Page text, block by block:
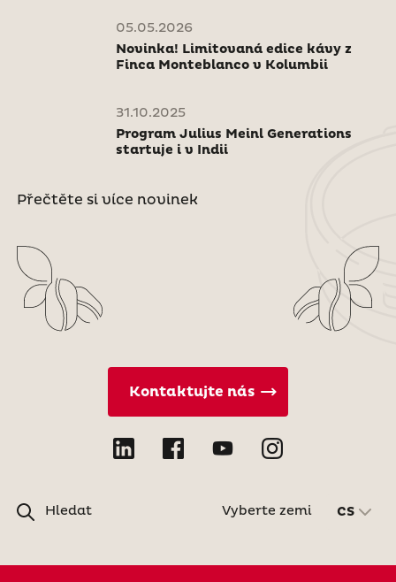
05.05.2026
Novinka! Limitovaná edice kávy z
Finca Monteblanco v Kolumbii
31.10.2025
Program Julius Meinl Generations
startuje i v Indii
Přečtěte si více novinek
Hledat
Kontaktujte nás
Vyberte zemi CS